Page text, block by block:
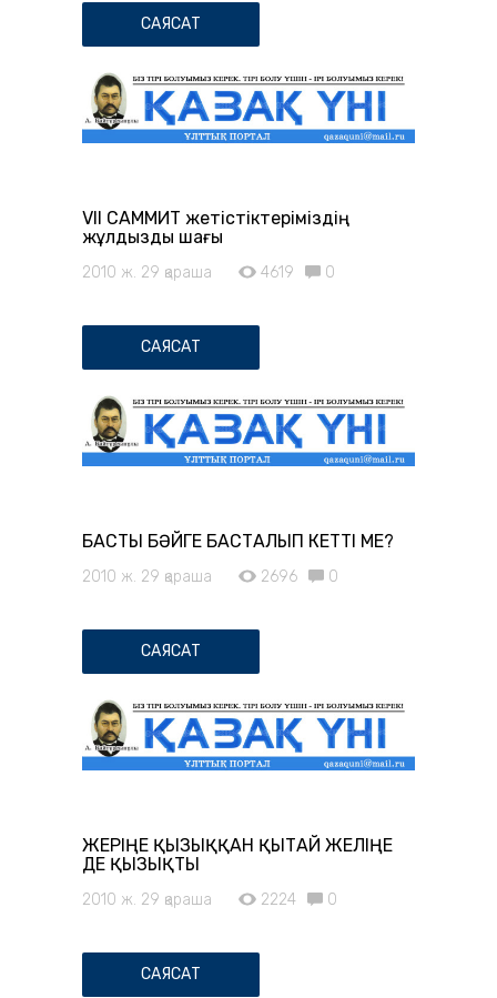
САЯСАТ
VII САММИТ жетістіктеріміздің
жұлдызды шағы
2010 ж. 29 қараша 4619 0
САЯСАТ
БАСТЫ БӘЙГЕ БАСТАЛЫП КЕТТІ МЕ?
2010 ж. 29 қараша 2696 0
САЯСАТ
ЖЕРІҢЕ ҚЫЗЫҚҚАН ҚЫТАЙ ЖЕЛІҢЕ
ДЕ ҚЫЗЫҚТЫ
2010 ж. 29 қараша 2224 0
САЯСАТ